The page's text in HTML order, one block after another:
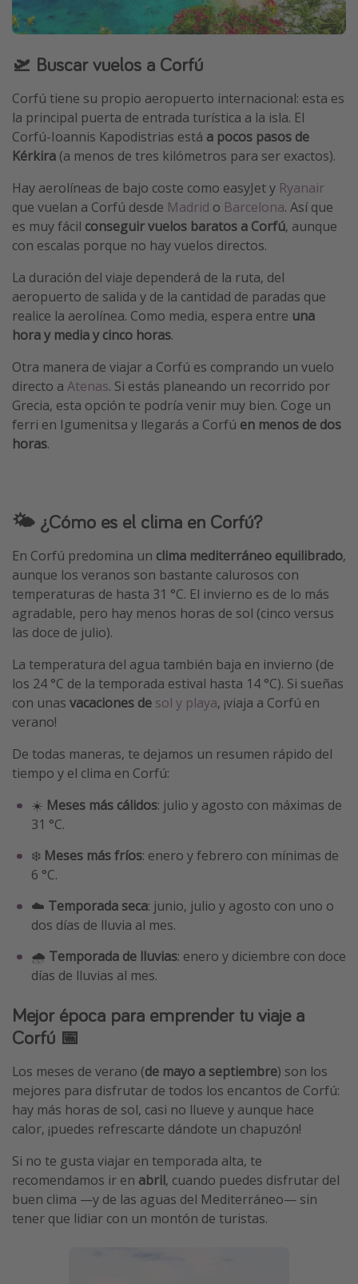
🛫 Buscar vuelos a Corfú
Corfú tiene su propio aeropuerto internacional: esta es
la principal puerta de entrada turística a la isla. El
Corfú-Ioannis Kapodistrias está a pocos pasos de
Kérkira (a menos de tres kilómetros para ser exactos).
Hay aerolíneas de bajo coste como easyJet y Ryanair
que vuelan a Corfú desde Madrid o Barcelona. Así que
es muy fácil conseguir vuelos baratos a Corfú, aunque
con escalas porque no hay vuelos directos.
La duración del viaje dependerá de la ruta, del
aeropuerto de salida y de la cantidad de paradas que
realice la aerolínea. Como media, espera entre una
hora y media y cinco horas.
Otra manera de viajar a Corfú es comprando un vuelo
directo a Atenas. Si estás planeando un recorrido por
Grecia, esta opción te podría venir muy bien. Coge un
ferri en Igumenitsa y llegarás a Corfú en menos de dos
horas.
🌤️ ¿Cómo es el clima en Corfú?
En Corfú predomina un clima mediterráneo equilibrado,
aunque los veranos son bastante calurosos con
temperaturas de hasta 31 °C. El invierno es de lo más
agradable, pero hay menos horas de sol (cinco versus
las doce de julio).
La temperatura del agua también baja en invierno (de
los 24 °C de la temporada estival hasta 14 °C). Si sueñas
con unas vacaciones de sol y playa, ¡viaja a Corfú en
verano!
De todas maneras, te dejamos un resumen rápido del
tiempo y el clima en Corfú:
☀️ Meses más cálidos: julio y agosto con máximas de
31 °C.
❄️ Meses más fríos: enero y febrero con mínimas de
6 °C.
☁️ Temporada seca: junio, julio y agosto con uno o
dos días de lluvia al mes.
🌧️ Temporada de lluvias: enero y diciembre con doce
días de lluvias al mes.
Mejor época para emprender tu viaje a
Corfú 📅
Los meses de verano (de mayo a septiembre) son los
mejores para disfrutar de todos los encantos de Corfú:
hay más horas de sol, casi no llueve y aunque hace
calor, ¡puedes refrescarte dándote un chapuzón!
Si no te gusta viajar en temporada alta, te
recomendamos ir en abril, cuando puedes disfrutar del
buen clima —y de las aguas del Mediterráneo— sin
tener que lidiar con un montón de turistas.